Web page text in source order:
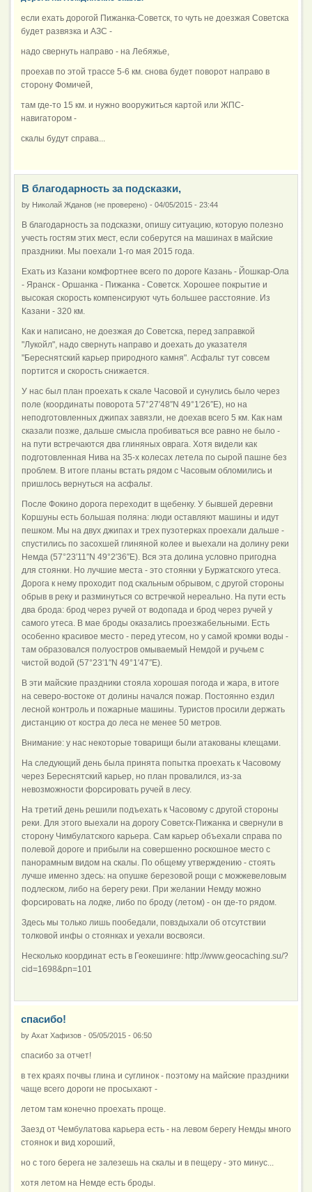
если ехать дорогой Пижанка-Советск, то чуть не доезжая Советска
будет развязка и АЗС -
надо свернуть направо - на Лебяжье,
проехав по этой трассе 5-6 км. снова будет поворот направо в
сторону Фомичей,
там где-то 15 км. и нужно вооружиться картой или ЖПС-
навигатором -
скалы будут справа...
В благодарность за подсказки,
by Николай Жданов (не проверено) - 04/05/2015 - 23:44
В благодарность за подсказки, опишу ситуацию, которую полезно
учесть гостям этих мест, если соберутся на машинах в майские
праздники. Мы поехали 1-го мая 2015 года.
Ехать из Казани комфортнее всего по дороге Казань - Йошкар-Ола
- Яранск - Оршанка - Пижанка - Советск. Хорошее покрытие и
высокая скорость компенсируют чуть большее расстояние. Из
Казани - 320 км.
Как и написано, не доезжая до Советска, перед заправкой
"Лукойл", надо свернуть направо и доехать до указателя
"Береснятский карьер природного камня". Асфальт тут совсем
портится и скорость снижается.
У нас был план проехать к скале Часовой и сунулись было через
поле (координаты поворота 57°27′48″N 49°1′26″E), но на
неподготовленных джипах завязли, не доехав всего 5 км. Как нам
сказали позже, дальше смысла пробиваться все равно не было -
на пути встречаются два глиняных оврага. Хотя видели как
подготовленная Нива на 35-х колесах летела по сырой пашне без
проблем. В итоге планы встать рядом с Часовым обломились и
пришлось вернуться на асфальт.
После Фокино дорога переходит в щебенку. У бывшей деревни
Коршуны есть большая поляна: люди оставляют машины и идут
пешком. Мы на двух джипах и трех пузотерках проехали дальше -
спустились по засохшей глиняной колее и выехали на долину реки
Немда (57°23′11″N 49°2′36″E). Вся эта долина условно пригодна
для стоянки. Но лучшие места - это стоянки у Буржатского утеса.
Дорога к нему проходит под скальным обрывом, с другой стороны
обрыв в реку и разминуться со встречкой нереально. На пути есть
два брода: брод через ручей от водопада и брод через ручей у
самого утеса. В мае броды оказались проезжабельными. Есть
особенно красивое место - перед утесом, но у самой кромки воды -
там образовался полуостров омываемый Немдой и ручьем с
чистой водой (57°23′1″N 49°1′47″E).
В эти майские праздники стояла хорошая погода и жара, в итоге
на северо-востоке от долины начался пожар. Постоянно ездил
лесной контроль и пожарные машины. Туристов просили держать
дистанцию от костра до леса не менее 50 метров.
Внимание: у нас некоторые товарищи были атакованы клещами.
На следующий день была принята попытка проехать к Часовому
через Береснятский карьер, но план провалился, из-за
невозможности форсировать ручей в лесу.
На третий день решили подъехать к Часовому с другой стороны
реки. Для этого выехали на дорогу Советск-Пижанка и свернули в
сторону Чимбулатского карьера. Сам карьер объехали справа по
полевой дороге и прибыли на совершенно роскошное место с
панорамным видом на скалы. По общему утверждению - стоять
лучше именно здесь: на опушке березовой рощи с можжевеловым
подлеском, либо на берегу реки. При желании Немду можно
форсировать на лодке, либо по броду (летом) - он где-то рядом.
Здесь мы только лишь пообедали, повздыхали об отсутствии
толковой инфы о стоянках и уехали восвояси.
Несколько координат есть в Геокешинге: http://www.geocaching.su/?
cid=1698&pn=101
спасибо!
by Ахат Хафизов - 05/05/2015 - 06:50
спасибо за отчет!
в тех краях почвы глина и суглинок - поэтому на майские праздники
чаще всего дороги не просыхают -
летом там конечно проехать проще.
Заезд от Чембулатова карьера есть - на левом берегу Немды много
стоянок и вид хороший,
но с того берега не залезешь на скалы и в пещеру - это минус...
хотя летом на Немде есть броды.